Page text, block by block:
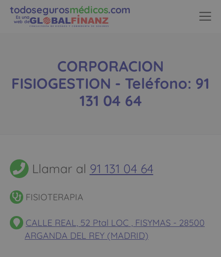
todosegurosmédicos.com
Es una
web de
CORPORACION
FISIOGESTION - Teléfono: 91
131 04 64
Llamar al 91 131 04 64
FISIOTERAPIA
CALLE REAL, 52 Ptal LOC , FISYMAS - 28500
ARGANDA DEL REY (MADRID)